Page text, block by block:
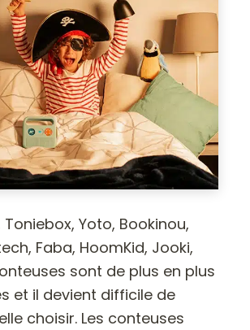
Toniebox, Yoto, Bookinou,
Faba, HoomKid, Jooki,
sont de plus en plus
et il devient difficile de
choisir. Les conteuses